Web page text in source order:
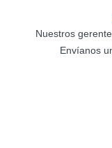
Nuestros
Envíanos